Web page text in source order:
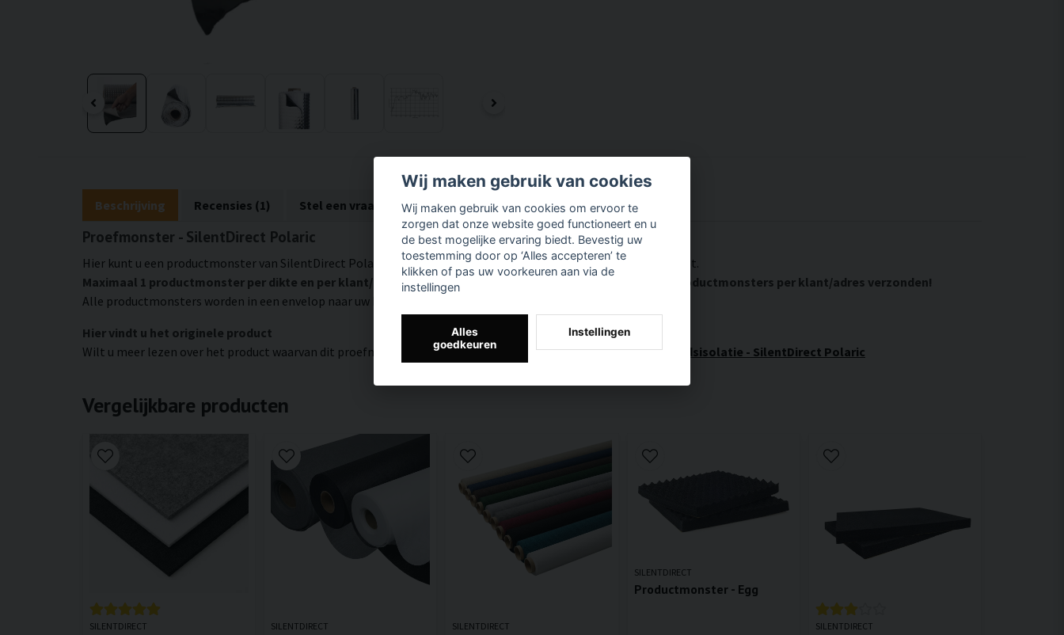
Beschrijving Recensies (1) Stel een vraag over een product Document (3)
Proefmonster - SilentDirect Polaric
Hier kunt u een productmonster van SilentDirect Polaric bestellen. Het productmonster is ongeveer 2-3 cm groot.
Maximaal 1 productmonster per dikte en per klant/adres. In totaal worden er maximaal 5 verschillende productmonsters per klant/adres verzonden!
Alle productmonsters worden in een envelop naar uw brievenbus verzonden.
Hier vindt u het originele product
Wilt u meer lezen over het product waarvan dit proefmonster afkomstig is? Klik hier:Dempingsmat voor geluidsisolatie - SilentDirect Polaric
Vergelijkbare producten
SILENTDIRECT SILENTDIRECT SILENTDIRECT
SILENTDIRECT
Productmonster - Egg
SILENTDIRECT
Wij maken gebruik van cookies
Wij maken gebruik van cookies om ervoor te
zorgen dat onze website goed functioneert en u
de best mogelijke ervaring biedt. Bevestig uw
toestemming door op ‘Alles accepteren’ te
klikken of pas uw voorkeuren aan via de
instellingen
Alles
goedkeuren
Instellingen